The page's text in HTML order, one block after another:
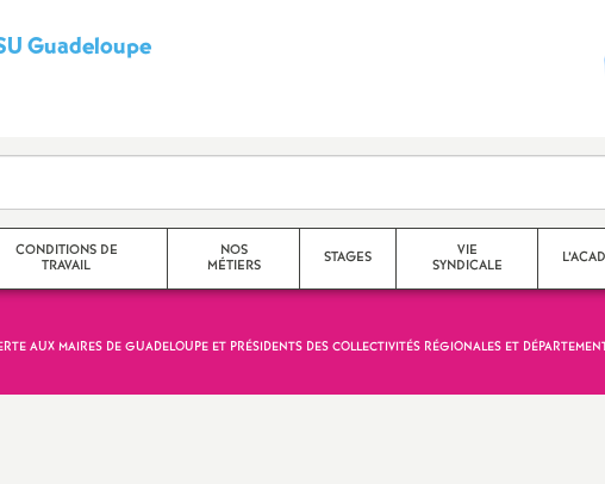
GuadeloupeS
d
i
c
CONDITIONS DE
TRAVAIL
NOS
MÉTIERS
STAGES
VIE
SYNDICALE
AUX MAIRES DE GUADELOUPE ET PRÉSIDENTS DES COLLECTIVITÉS RÉGIONALES ET